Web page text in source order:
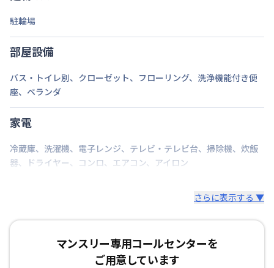
駐輪場
部屋設備
バス・トイレ別、 クローゼット、 フローリング、 洗浄機能付き便
座、 ベランダ
家電
冷蔵庫、 洗濯機、 電子レンジ、 テレビ・テレビ台、 掃除機、 炊飯
器、 ドライヤー、 コンロ、 エアコン、 アイロン
さらに表示する ▼
マンスリー専用コールセンターを
ご用意しています